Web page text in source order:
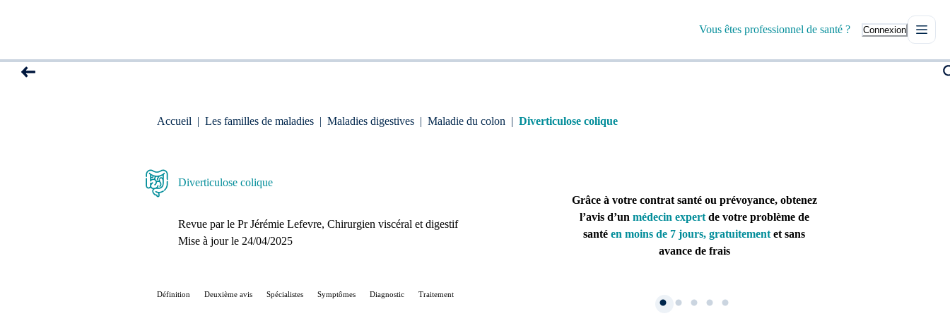
Vous êtes professionnel de santé ? Connexion
Accueil | Les familles de maladies | Maladies digestives | Maladie du colon | Diverticulose colique
Diverticulose colique
Revue par le Pr Jérémie Lefevre, Chirurgien viscéral et digestif
Mise à jour le 24/04/2025
Définition Deuxième avis Spécialistes Symptômes Diagnostic Traitement
Grâce à votre contrat santé ou prévoyance, obtenez
l’avis d’un médecin expertde votre problème de
santé en moins de 7 jours, gratuitement et sans
avance de frais